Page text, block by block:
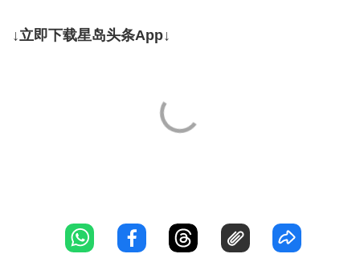
↓立即下载星岛头条App↓